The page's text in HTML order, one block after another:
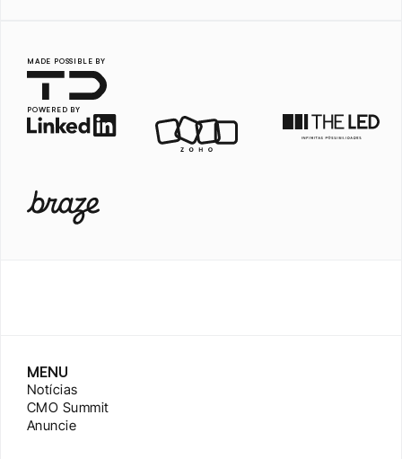
MADE POSSIBLE BY
POWERED BY
MENU
Notícias
CMO Summit
Anuncie